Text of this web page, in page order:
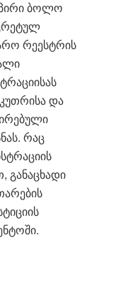
პირი ბოლო
რეესტრის
და
რაც
განაცხადი